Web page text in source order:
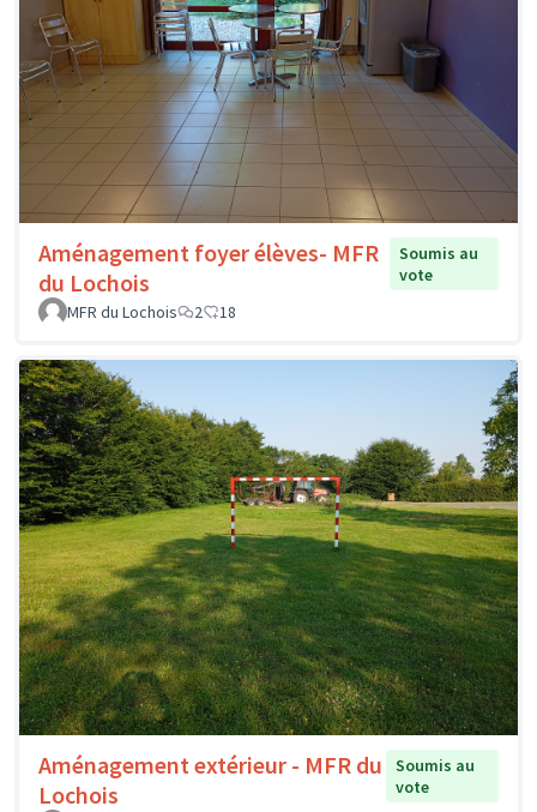
Aménagement foyer élèves- MFR
du Lochois
Soumis au
vote
MFR du Lochois
2 18
Aménagement extérieur - MFR du
Lochois
Soumis au
vote